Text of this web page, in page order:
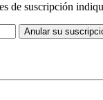
suscripción